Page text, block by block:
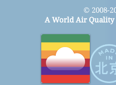
© 2008-
A World Air